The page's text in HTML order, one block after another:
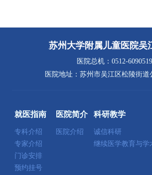
苏州大学附属儿童医院吴
医院总机：0512-
医院地址：苏州市吴江区松陵街道
就医指南
专科介绍
专家介绍
门诊安排
预约挂号
医院简介
医院介绍
科研教学
诚信科研
继续医学教育与学